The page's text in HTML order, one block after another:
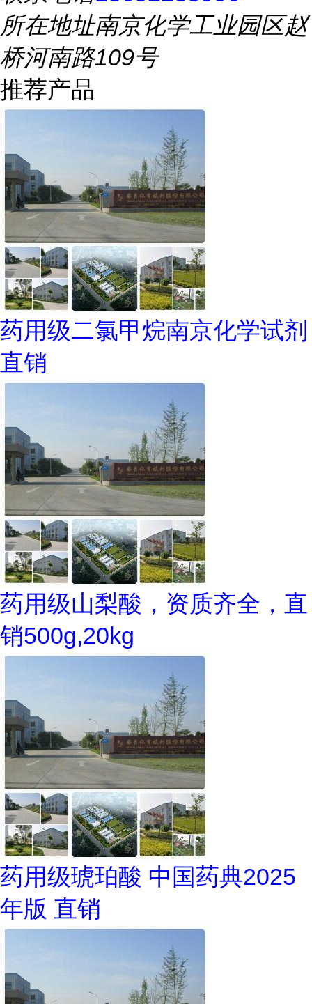
所在地址南京化学工业园区赵
桥河南路109号
推荐产品
药用级二氯甲烷南京化学试剂
直销
药用级山梨酸，资质齐全，直
销500g,20kg
药用级琥珀酸 中国药典2025
年版 直销